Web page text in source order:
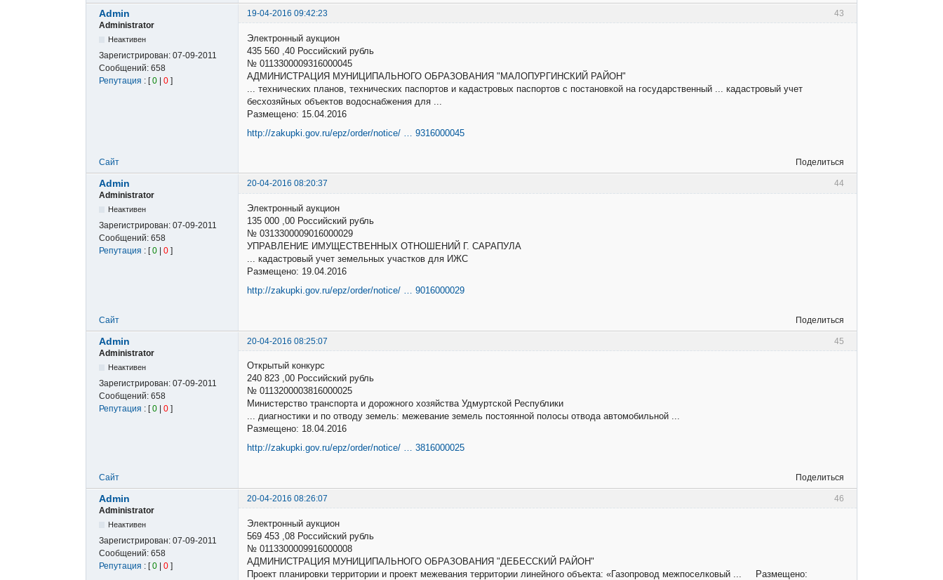
43
Admin
19-04-2016 09:42:23
Administrator
Неактивен
Зарегистрирован: 07-09-2011
Сообщений: 658
Репутация : [0 0 ]
Электронный аукцион
435 560 ,40 Российский рубль
№ 0113300009316000045
АДМИНИСТРАЦИЯ МУНИЦИПАЛЬНОГО ОБРАЗОВАНИЯ "МАЛОПУРГИНСКИЙ РАЙОН"
... технических планов, технических паспортов и кадастровых паспортов с постановкой на государственный ... кадастровый учет
бесхозяйных объектов водоснабжения для ...
Размещено: 15.04.2016
http://zakupki.gov.ru/epz/order/notice/ … 9316000045
Сайт Поделиться
44
Admin
20-04-2016 08:20:37
Administrator
Неактивен
Зарегистрирован: 07-09-2011
Сообщений: 658
Репутация : [0 0 ]
Электронный аукцион
135 000 ,00 Российский рубль
№ 0313300009016000029
УПРАВЛЕНИЕ ИМУЩЕСТВЕННЫХ ОТНОШЕНИЙ Г. САРАПУЛА
... кадастровый учет земельных участков для ИЖС
Размещено: 19.04.2016
http://zakupki.gov.ru/epz/order/notice/ … 9016000029
Сайт Поделиться
45
Admin
20-04-2016 08:25:07
Administrator
Неактивен
Зарегистрирован: 07-09-2011
Сообщений: 658
Репутация : [0 | 0 ]
Открытый конкурс
240 823 ,00 Российский рубль
№ 0113200003816000025
Министерство транспорта и дорожного хозяйства Удмуртской Республики
... диагностики и по отводу земель: межевание земель постоянной полосы отвода автомобильной ...
Размещено: 18.04.2016
http://zakupki.gov.ru/epz/order/notice/ … 3816000025
Сайт Поделиться
46
Admin
20-04-2016 08:26:07
Administrator
Неактивен
Зарегистрирован: 07-09-2011
Сообщений: 658
Репутация : [0 0 ]
Электронный аукцион
569 453 ,08 Российский рубль
№ 0113300009916000008
АДМИНИСТРАЦИЯ МУНИЦИПАЛЬНОГО ОБРАЗОВАНИЯ "ДЕБЕССКИЙ РАЙОН"
Проект планировки территории и проект межевания территории линейного объекта: «Газопровод межпоселковый ... Размещено: